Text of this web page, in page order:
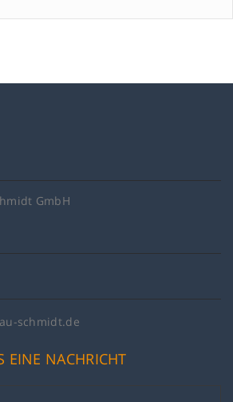
GmbH
schmidt.de
EINE NACHRICHT